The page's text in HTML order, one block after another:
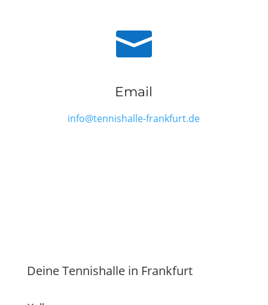

Email
info@tennishalle-frankfurt.de
Deine Tennishalle in Frankfurt